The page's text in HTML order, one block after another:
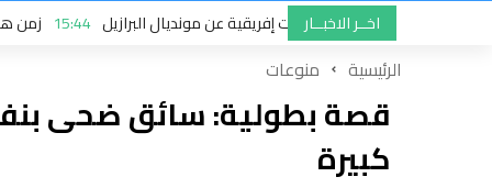
اخــر الاخبــار 15:44 زمن هجرة
الرئيسية منوعات
قصة بطولية: سائق ضحى
كبيرة